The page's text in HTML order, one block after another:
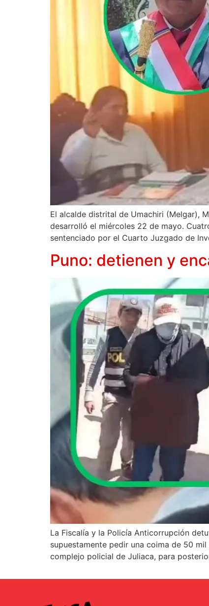
El alcalde distrital de Umachiri (Melgar),
desarrolló el miércoles 22 de mayo.
sentenciado por el Cuarto Juzgado de
Puno: detienen y
La Fiscalía y la Policía Anticorrupción
supuestamente pedir una coima de 50
complejo policial de Juliaca, para